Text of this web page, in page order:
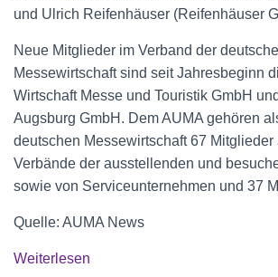
und Ulrich Reifenhäuser (Reifenhäuser
Neue Mitglieder im Verband der
Messewirtschaft sind seit Jahresbeginn
Wirtschaft Messe und Touristik GmbH
Augsburg GmbH. Dem AUMA gehören
deutschen Messewirtschaft 67 Mitglieder
Verbände der ausstellenden und
sowie von Serviceunternehmen und 37
Quelle: AUMA News
Weiterlesen